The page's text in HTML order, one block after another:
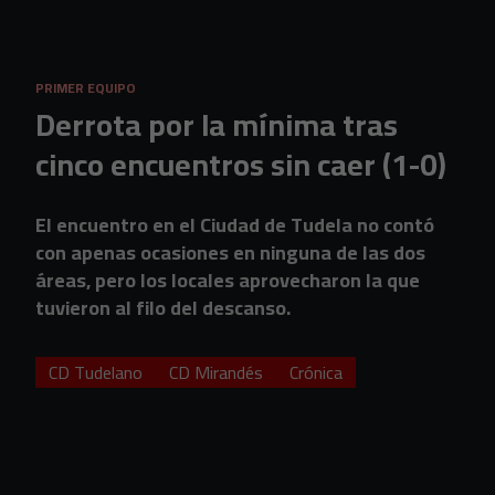
PRIMER EQUIPO
Derrota por la mínima tras
cinco encuentros sin caer (1-0)
El encuentro en el Ciudad de Tudela no contó
con apenas ocasiones en ninguna de las dos
áreas, pero los locales aprovecharon la que
tuvieron al filo del descanso.
CD Tudelano CD Mirandés Crónica